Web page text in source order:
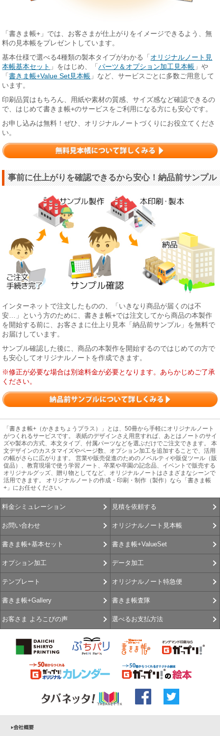
「書きま帳+」では、お客さまが仕上がりをイメージできるよう、無
料の見本帳をプレゼントしています。
基本仕様で選べる4種類の製本タイプがわかる「 オリジナルノート見
本帳基本セット 」をはじめ、「パーツ＆オプション加工見本帳 」や
「書きま帳+Value Set見本帳 」など、サービスごとに多数ご用意して
います。
印刷品質はもちろん、用紙や素材の質感、サイズ感など確認できるの
で、はじめて書きま帳+のサービスをご利用になる方にも安心です。
お申し込みは無料！ぜひ、オリジナルノートづくりにお役立てくださ
い。
事前に仕上がりを確認できるから安心！納品前サンプル
インターネットで注文したものの、「いきなり商品が届くのは不
安…」という方のために、書きま帳+では注文してから商品の本製作
を開始する前に、お客さまに仕上り見本「納品前サンプル」を無料で
お届けしています。
サンプル確認した後に、商品の本製作を開始するのではじめての方で
も安心してオリジナルノートを作成できます。
※修正が必要な場合は別途料金が必要となります。あらかじめご了承
ください。
「書きま帳+（かきまちょうプラス）」とは、50冊から手軽にオリジナルノート
がつくれるサービスです。 表紙のデザインさえ用意すれば、あとはノートのサイ
ズや製本の方式、本文タイプ、付属パーツなどを選ぶだけでご注文できます。 本
文デザインのカスタマイズやページ数、オプション加工を追加することで、活用
の幅がさらに広がります。 営業や販売促進のためのノベルティや販促ツール（販
促品）、教育現場で使う学習ノート、卒業や卒園の記念品、イベントで販売する
オリジナルグッズ、贈り物としてなど、オリジナルノートはさまざまなシーンで
活用できます。 オリジナルノートの作成・印刷・制作（製作）なら「書きま帳
+」にお任せください。
料金シミュレーション 見積を依頼する
お問い合わせ オリジナルノート見本帳
書きま帳+基本セット 書きま帳+ValueSet
オプション加工 データ加工
テンプレート オリジナルノート特急便
書きま帳+Gallery 書きま帳査隊
お客さま よろこびの声 選べるお支払方法